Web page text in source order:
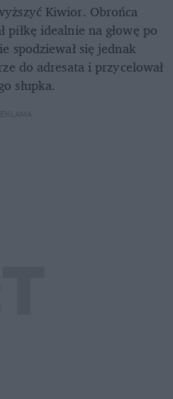
piłkę idealnie na głowę po
spodziewał się jednak
do adresata i przycelował
słupka.